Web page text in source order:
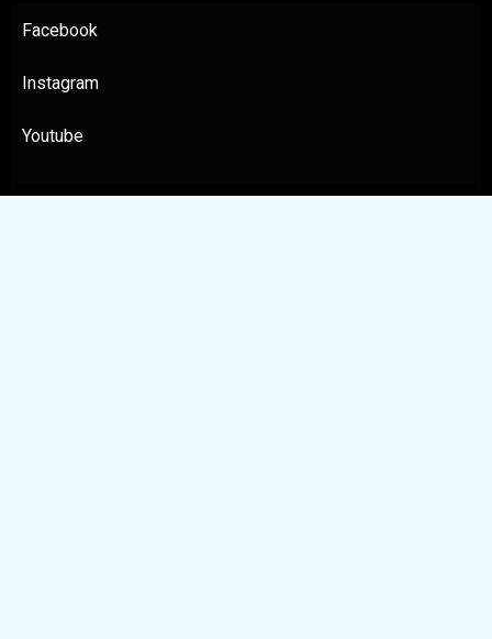
Facebook
Instagram
Youtube